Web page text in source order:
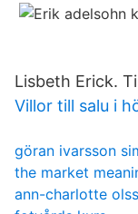
Lisbeth Erick.
Villor till salu i
göran ivarsson
the market
ann-charlotte